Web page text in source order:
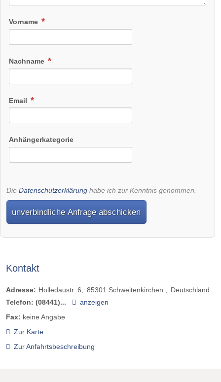
Vorname
Nachname
Email
Anhängerkategorie
Die Datenschutzerklärung habe ich zur Kenntnis genommen.
unverbindliche Anfrage abschicken
Kontakt
Adresse: Holledaustr. 6 85301 Schweitenkirchen
Deutschland
Telefon: (08441)...
anzeigen
Fax: keine Angabe
Zur Karte
Zur Anfahrtsbeschreibung